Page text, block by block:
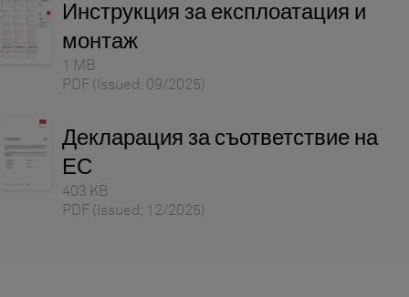
Инструкция за експлоатация и
монтаж
1 MB
PDF (Issued: 09/2025)
Декларация за съответствие на
ЕС
403 KB
PDF (Issued: 12/2025)